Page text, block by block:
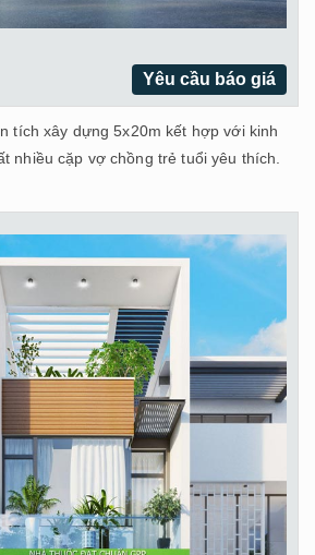
Yêu cầu báo giá
tích xây dựng 5x20m kết hợp với kinh
nhiều cặp vợ chồng trẻ tuổi yêu thích.